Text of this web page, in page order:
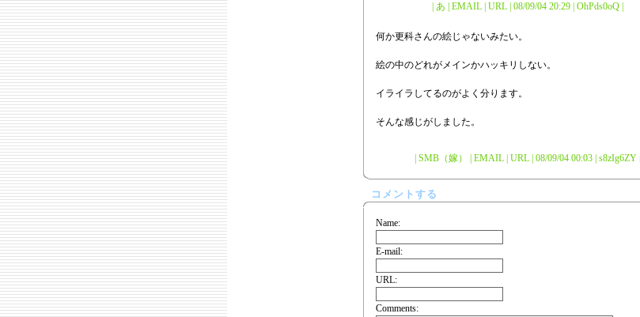
| あ | EMAIL | URL | 08/09/04 20:29 | OhPds0oQ |
何か更科さんの絵じゃないみたい。
絵の中のどれがメインかハッキリしない。
イライラしてるのがよく分ります。
そんな感じがしました。
| SMB（嫁） | EMAIL | URL | 08/09/04 00:03 | s8zIg6ZY |
コメントする
Name:
E-mail:
URL:
Comments: